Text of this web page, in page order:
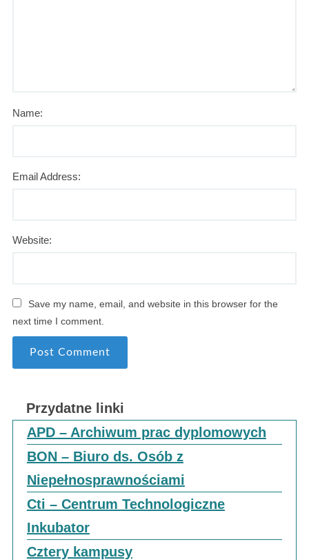
Name:
Email Address:
Website:
Save my name, email, and website in this browser for the
next time I comment.
Przydatne linki
APD – Archiwum prac dyplomowych
BON – Biuro ds. Osób z
Niepełnosprawnościami
Cti – Centrum Technologiczne
Inkubator
Cztery kampusy